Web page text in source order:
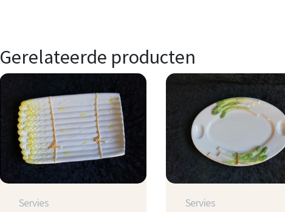
Gerelateerde producten
Servies Servies